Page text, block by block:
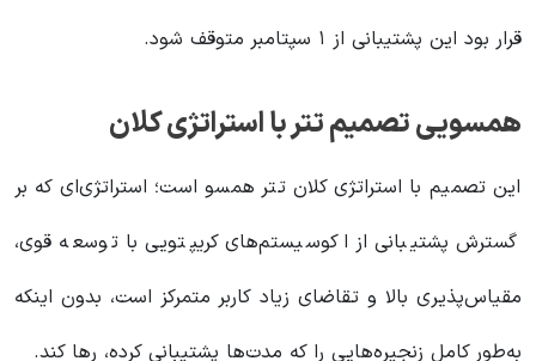
قرار بود این پشتیبانی از ۱ سپتامبر متوقف شود.
همسویی تصمیم تتر با استراتژی کلان
این تصمیم با استراتژی کلان تتر همسو است؛ استراتژی‌ای که بر
گسترش پشتیبانی از اکوسیستم‌های کریپتویی با توسعه‌ قوی،
مقیاس‌پذیری بالا و تقاضای زیاد کاربر متمرکز است، بدون اینکه
به‌طور کامل زنجیره‌هایی را که مدت‌ها پشتیبانی کرده، رها کند.